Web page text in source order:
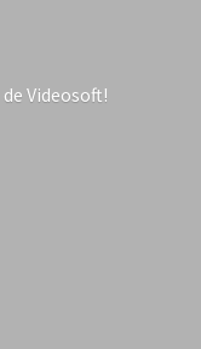
de Videosoft!